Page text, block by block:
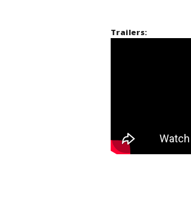
Trailers: